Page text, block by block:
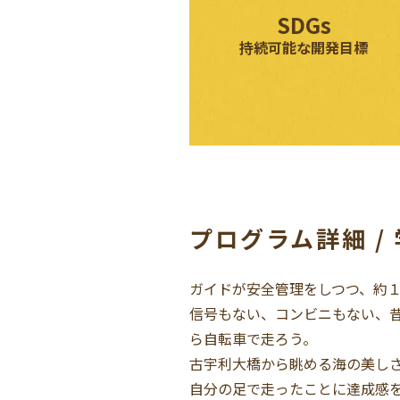
SDGs
持続可能な開発目標
プログラム詳細 /
ガイドが安全管理をしつつ、約
信号もない、コンビニもない、
ら自転車で走ろう。
古宇利大橋から眺める海の美し
自分の足で走ったことに達成感